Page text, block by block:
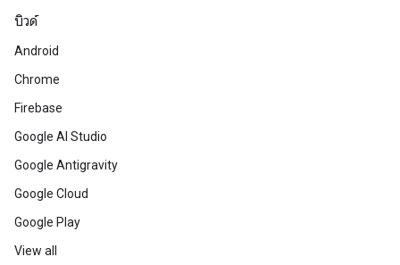
บิวด์
Android
Chrome
Firebase
Google AI Studio
Google Antigravity
Google Cloud
Google Play
View all